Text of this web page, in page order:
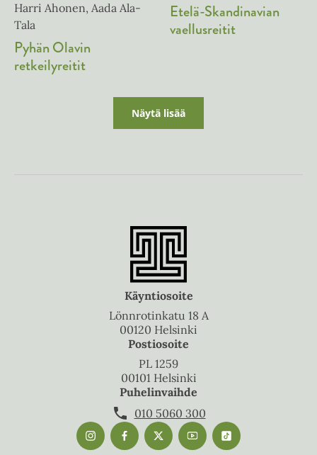
Harri Ahonen, Aada Ala-
Tala
Pyhän Olavin
retkeilyreitit
Etelä-Skandinavian
vaellusreitit
Näytä lisää
Käyntiosoite
Lönnrotinkatu 18 A
00120 Helsinki
Postiosoite
PL 1259
00101 Helsinki
Puhelinvaihde
010 5060 300